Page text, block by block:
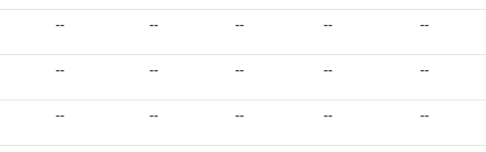
-- -- -- -- --
-- -- -- -- --
-- -- -- -- --